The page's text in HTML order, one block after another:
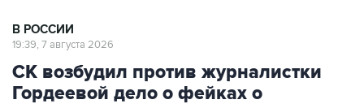
СК возбудил против журналистки
Гордеевой дело о фейках о
российской армии